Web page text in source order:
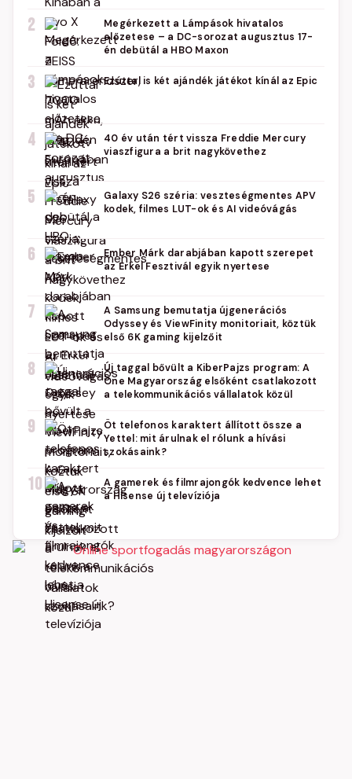
2
Megérkezett a Lámpások hivatalos
előzetese – a DC-sorozat augusztus 17-
én debütál a HBO Maxon
3 Ezúttal is két ajándék játékot kínál az Epic
4
40 év után tért vissza Freddie Mercury
viaszfigura a brit nagykövethez
5
Galaxy S26 széria: veszteségmentes APV
kodek, filmes LUT-ok és AI videóvágás
6
Ember Márk darabjában kapott szerepet
az Erkel Fesztivál egyik nyertese
7
A Samsung bemutatja újgenerációs
Odyssey és ViewFinity monitoriait, köztük
első 6K gaming kijelzőit
8
Új taggal bővült a KiberPajzs program: A
One Magyarország elsőként csatlakozott
a telekommunikációs vállalatok közül
9
Öt telefonos karaktert állított össze a
Yettel: mit árulnak el rólunk a hívási
szokásaink?
10
A gamerek és filmrajongók kedvence lehet
a Hisense új televíziója